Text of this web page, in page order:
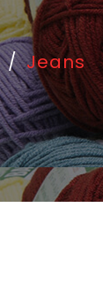
/ Jeans